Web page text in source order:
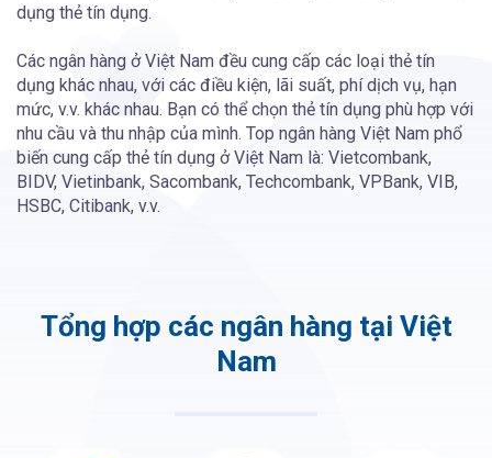
dụng thẻ tín dụng.
Các ngân hàng ở Việt Nam đều cung cấp các loại thẻ tín
dụng khác nhau, với các điều kiện, lãi suất, phí dịch vụ, hạn
mức, v.v. khác nhau. Bạn có thể chọn thẻ tín dụng phù hợp với
nhu cầu và thu nhập của mình. Top ngân hàng Việt Nam phổ
biến cung cấp thẻ tín dụng ở Việt Nam là: Vietcombank,
BIDV, Vietinbank, Sacombank, Techcombank, VPBank, VIB,
HSBC, Citibank, v.v.
Tổng hợp các ngân hàng tại Việt
Nam